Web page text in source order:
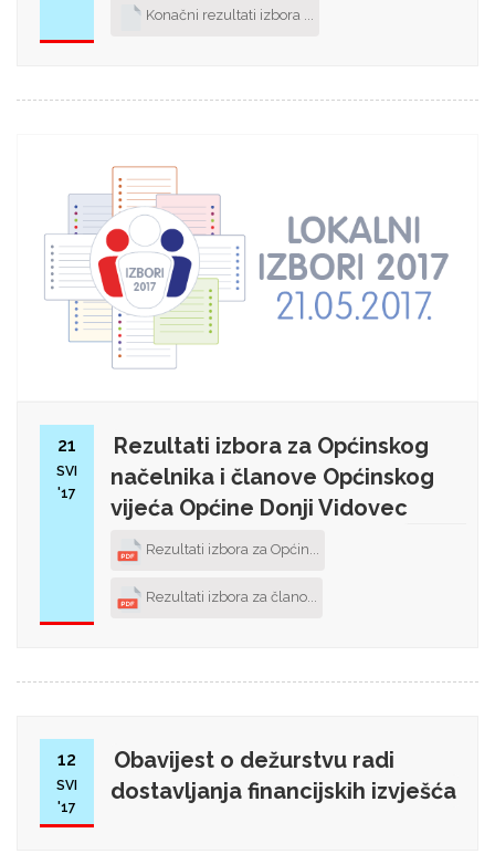
Konačni rezultati izbora ...
21
SVI
'17
Rezultati izbora za Općinskog
načelnika i članove Općinskog
vijeća Općine Donji Vidovec
Rezultati izbora za Općin...
Rezultati izbora za člano...
12
SVI
'17
Obavijest o dežurstvu radi
dostavljanja financijskih izvješća